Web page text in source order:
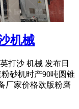
机械
打沙 机械 发布日
粉砂机时产90吨圆锥
厂家价格欧版粉磨